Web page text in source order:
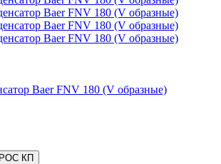
Baer FNV 180 (V образные)
КП